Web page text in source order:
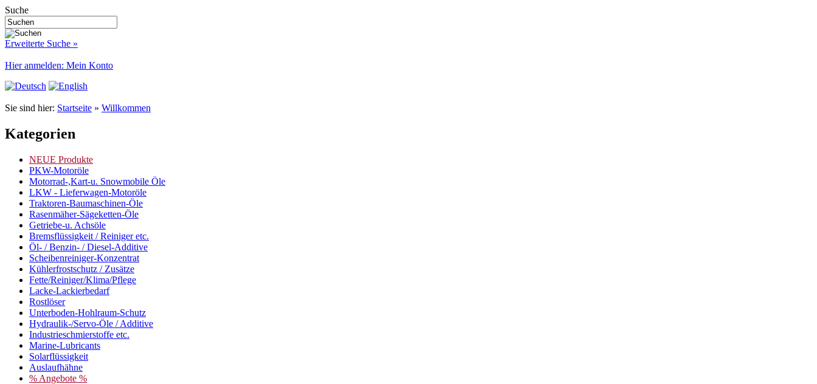
Suche
Erweiterte Suche »
Hier anmelden: Mein Konto
Sie sind hier: Startseite » Willkommen
Kategorien
NEUE Produkte
PKW-Motoröle
Motorrad-,Kart-u. Snowmobile Öle
LKW - Lieferwagen-Motoröle
Traktoren-Baumaschinen-Öle
Rasenmäher-Sägeketten-Öle
Getriebe-u. Achsöle
Bremsflüssigkeit / Reiniger etc.
Öl- / Benzin- / Diesel-Additive
Scheibenreiniger-Konzentrat
Kühlerfrostschutz / Zusätze
Fette/Reiniger/Klima/Pflege
Lacke-Lackierbedarf
Rostlöser
Unterboden-Hohlraum-Schutz
Hydraulik-/Servo-Öle / Additive
Industrieschmierstoffe etc.
Marine-Lubricants
Solarflüssigkeit
Auslaufhähne
% Angebote %